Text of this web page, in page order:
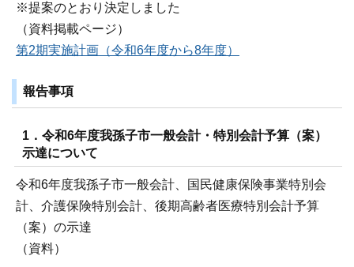
※提案のとおり決定しました
（資料掲載ページ）
第2期実施計画（令和6年度から8年度）
報告事項
1．令和6年度我孫子市一般会計・特別会計予算（案）
示達について
令和6年度我孫子市一般会計、国民健康保険事業特別会
計、介護保険特別会計、後期高齢者医療特別会計予算
（案）の示達
（資料）